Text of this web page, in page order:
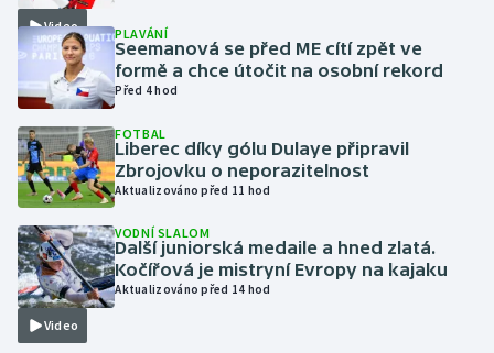
Lezení
Lyže a snowboard
Moderní pětiboj
Motorsport
Olympijské hry
Parasport
Plavání
Video PLAVÁNÍ
Seemanová se před ME cítí zpět ve
formě a chce útočit na osobní rekord
Před 4 hod
FOTBAL
Liberec díky gólu Dulaye připravil
Zbrojovku o neporazitelnost
Aktualizováno před 11 hod
Video
VODNÍ SLALOM
Další juniorská medaile a hned zlatá.
Kočířová je mistryní Evropy na kajaku
Aktualizováno před 14 hod